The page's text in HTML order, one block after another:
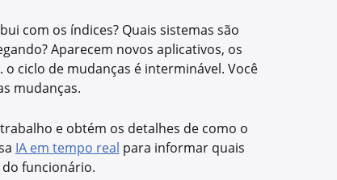
com os índices? Quais sistemas são
Aparecem novos aplicativos, os
ciclo de mudanças é interminável. Você
mudanças.
e obtém os detalhes de como o
IA em tempo real para informar quais
funcionário.